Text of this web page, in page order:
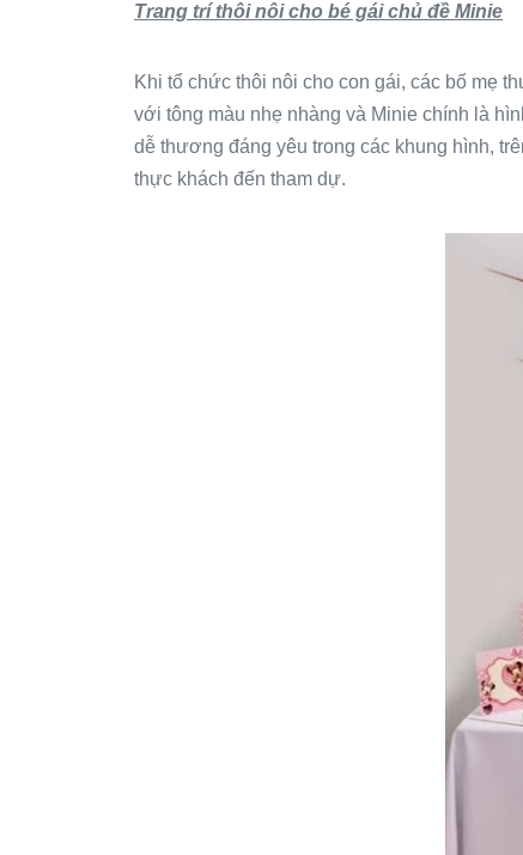
Trang trí thôi nôi cho bé gái chủ đề Minie
Khi tổ chức thôi nôi cho con gái, các bố mẹ
với tông màu nhẹ nhàng và Minie chính là
dễ thương đáng yêu trong các khung hình,
thực khách đến tham dự.